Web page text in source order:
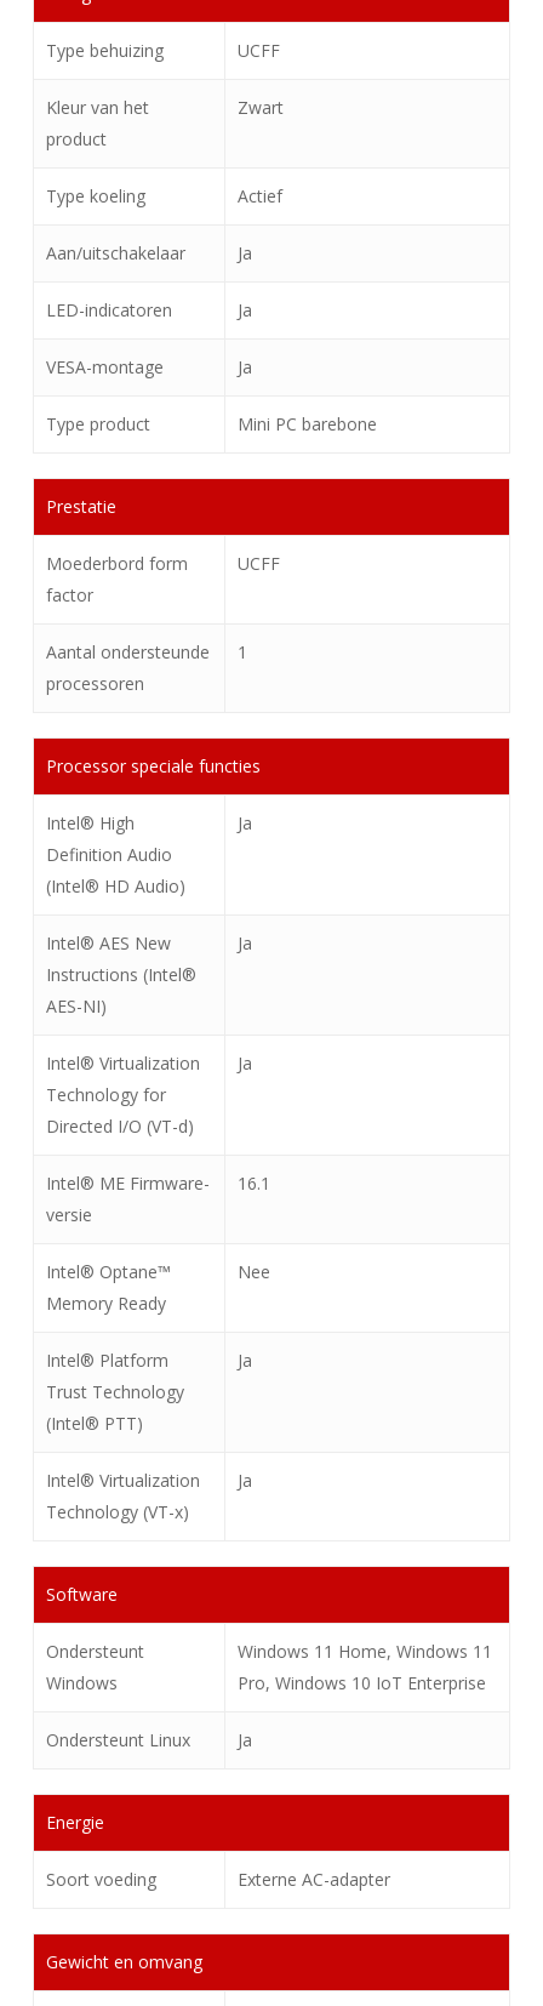
Type behuizing UCFF
Kleur van het
product
Zwart
Type koeling Actief
Aan/uitschakelaar Ja
LED-indicatoren Ja
VESA-montage Ja
Type product Mini PC barebone
Prestatie
Moederbord form
factor
UCFF
Aantal ondersteunde
processoren
1
Processor speciale functies
Intel® High
Definition Audio
(Intel® HD Audio)
Ja
Intel® AES New
Instructions (Intel®
AES-NI)
Ja
Intel® Virtualization
Technology for
Directed I/O (VT-d)
Ja
Intel® ME Firmware-
versie
16.1
Intel® Optane™
Memory Ready
Nee
Intel® Platform
Trust Technology
(Intel® PTT)
Ja
Intel® Virtualization
Technology (VT-x)
Ja
Software
Ondersteunt
Windows
Windows 11 Home, Windows 11
Pro, Windows 10 IoT Enterprise
Ondersteunt Linux Ja
Energie
Soort voeding Externe AC-adapter
Gewicht en omvang